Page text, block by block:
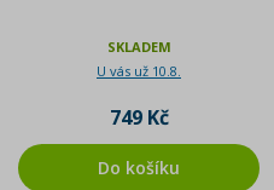
SKLADEM
U vás už 10.8.
749 Kč
Do košíku